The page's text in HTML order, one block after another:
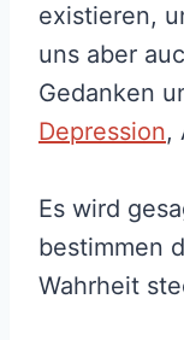
existieren,
uns aber
Gedanken
Depression,
Es wird
bestimmen
Wahrheit